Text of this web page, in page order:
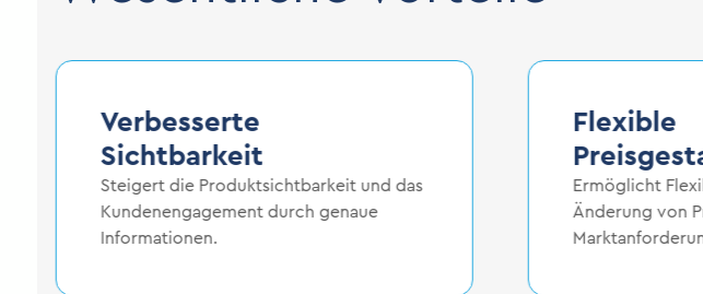
Verbesserte
Sichtbarkeit
Steigert die Produktsichtbarkeit und das
Kundenengagement durch genaue
Informationen.
Flexible
Ermöglicht
Änderung von